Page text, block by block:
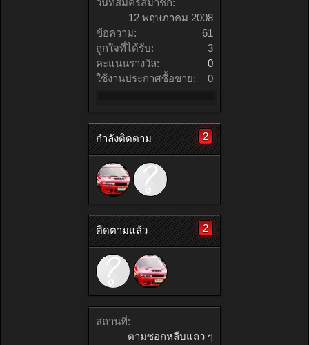
วันที่สมัครสมาชิก:
12 พฤษภาคม 2008
ข้อความ:
61
ถูกใจที่ได้รับ:
3
คะแนนรางวัล:
0
ใช้งานประกาศซื้อขาย:
0
กำลังติดตาม 2
ติดตามแล้ว 2
สถานที่:
ตามซอกหลืบแถว ๆ